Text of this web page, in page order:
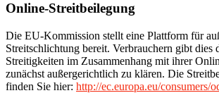
Online-Streitbeilegung
Die EU-Kommission stellt eine Plattform für
Streitschlichtung bereit. Verbrauchern gibt dies
Streitigkeiten im Zusammenhang mit ihrer
zunächst außergerichtlich zu klären. Die
finden Sie hier: http://ec.europa.eu/consumers/